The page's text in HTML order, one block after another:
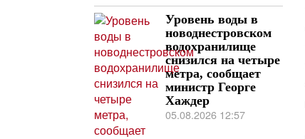
Уровень воды в
новоднестровском
водохранилище
снизился на четыре
метра, сообщает
министр Георге
Хаждер
05.08.2026 12:57